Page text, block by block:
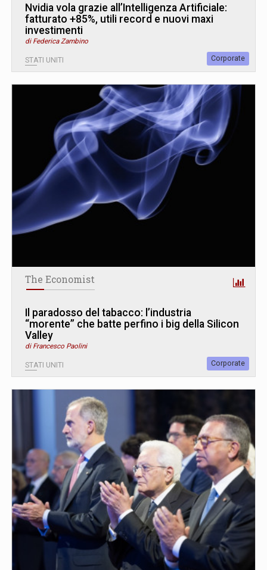
Nvidia vola grazie all’Intelligenza Artificiale:
fatturato +85%, utili record e nuovi maxi
investimenti
di Federica Zambino
STATI UNITI Corporate
The Economist
Il paradosso del tabacco: l’industria
“morente” che batte perfino i big della Silicon
Valley
di Francesco Paolini
STATI UNITI Corporate